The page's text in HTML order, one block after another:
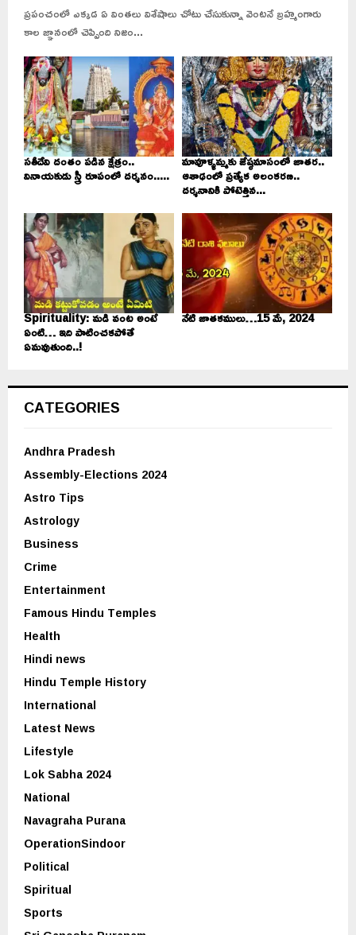
ప్రపంచంలో ఎక్కడ ఏ వింతలు విశేషాలు చోటు చేసుకున్నా వెంటనే బ్రహ్మంగారు
కాల జ్ఞానంలో చెప్పింది నిజం...
సతీదేవి దంతం పడిన క్షేత్రం..
వినాయకుడు స్త్రీ రూపంలో దర్శనం.....
మావూళ్ళమ్మకు జేష్ఠమాసంలో జాతర..
ఆశాఢంలో ప్రత్యేక అలంకరణ..
దర్శనానికి పోటెత్తిన...
Spirituality: మడి వంట అంటే
ఏంటి… ఇది పాటించకపోతే
ఏమవుతుంది..!
నేటి జాతకములు…15 మే, 2024
CATEGORIES
Andhra Pradesh
Assembly-Elections 2024
Astro Tips
Astrology
Business
Crime
Entertainment
Famous Hindu Temples
Health
Hindi news
Hindu Temple History
International
Latest News
Lifestyle
Lok Sabha 2024
National
Navagraha Purana
OperationSindoor
Political
Spiritual
Sports